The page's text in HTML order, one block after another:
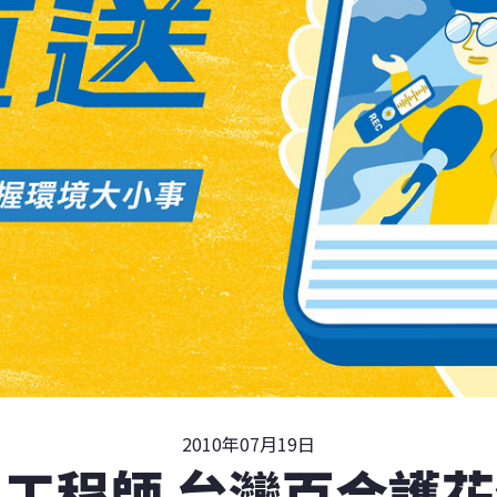
2010年07月19日